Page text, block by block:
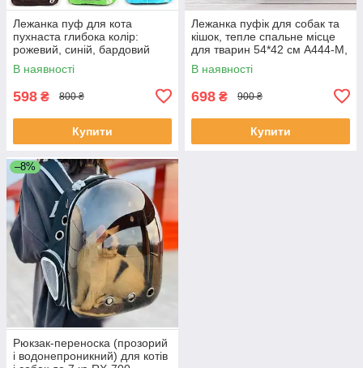
Лежанка пуф для кота
пухнаста глибока колір:
рожевий, синій, бардовий
53х47 см
В наявності
598 ₴ 800 ₴
Купити
Лежанка пуфік для собак та
кішок, тепле спальне місце
для тварин 54*42 см A444-M,
коричневий
В наявності
698 ₴ 900 ₴
Купити
–8%
Рюкзак-переноска (прозорий
і водонепроникний) для котів